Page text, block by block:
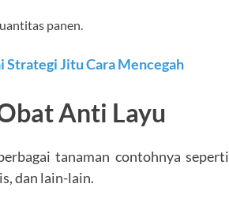
panen.
Strategi Jitu Cara Mencegah
Anti Layu
tanaman contohnya seperti
dan lain-lain.